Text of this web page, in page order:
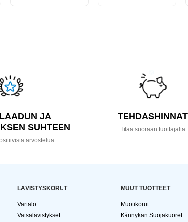
JA
SUHTEEN
arvostelua
TEHDASHINNAT
Tilaa suoraan tuottajalta
LÄVISTYSKORUT
Vartalo
Vatsalävistykset
MUUT TUOTTEET
Muotikorut
Kännykän Suojakuoret